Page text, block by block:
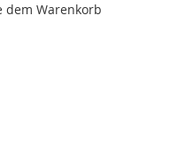
dem Warenkorb